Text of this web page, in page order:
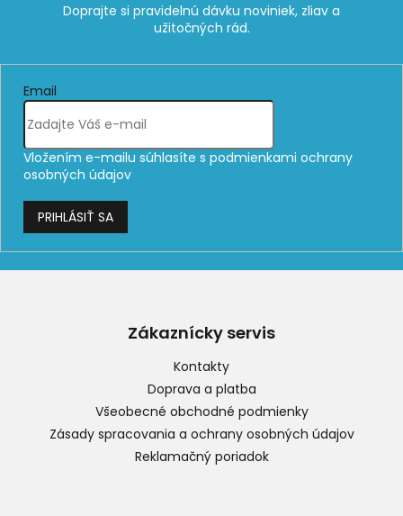
Email
Vložením e-mailu súhlasíte s podmienkami ochrany
osobných údajov
PRIHLÁSIŤ SA
Zákaznícky servis
Kontakty
Doprava a platba
Všeobecné obchodné podmienky
Zásady spracovania a ochrany osobných údajov
Reklamačný poriadok